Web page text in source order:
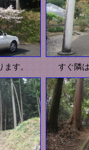
す。 すぐ隣